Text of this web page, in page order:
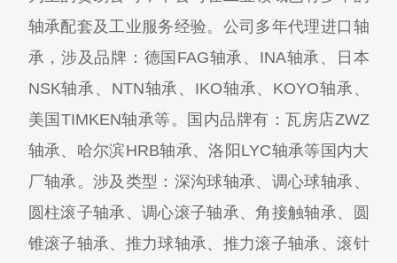
轴承配套及工业服务经验。公司多年代理进口轴
承，涉及品牌：德国FAG轴承、INA轴承、日本
NSK轴承、NTN轴承、IKO轴承、KOYO轴承、
美国TIMKEN轴承等。国内品牌有：瓦房店ZWZ
轴承、哈尔滨HRB轴承、洛阳LYC轴承等国内大
厂轴承。涉及类型：深沟球轴承、调心球轴承、
圆柱滚子轴承、调心滚子轴承、角接触轴承、圆
锥滚子轴承、推力球轴承、推力滚子轴承、滚针